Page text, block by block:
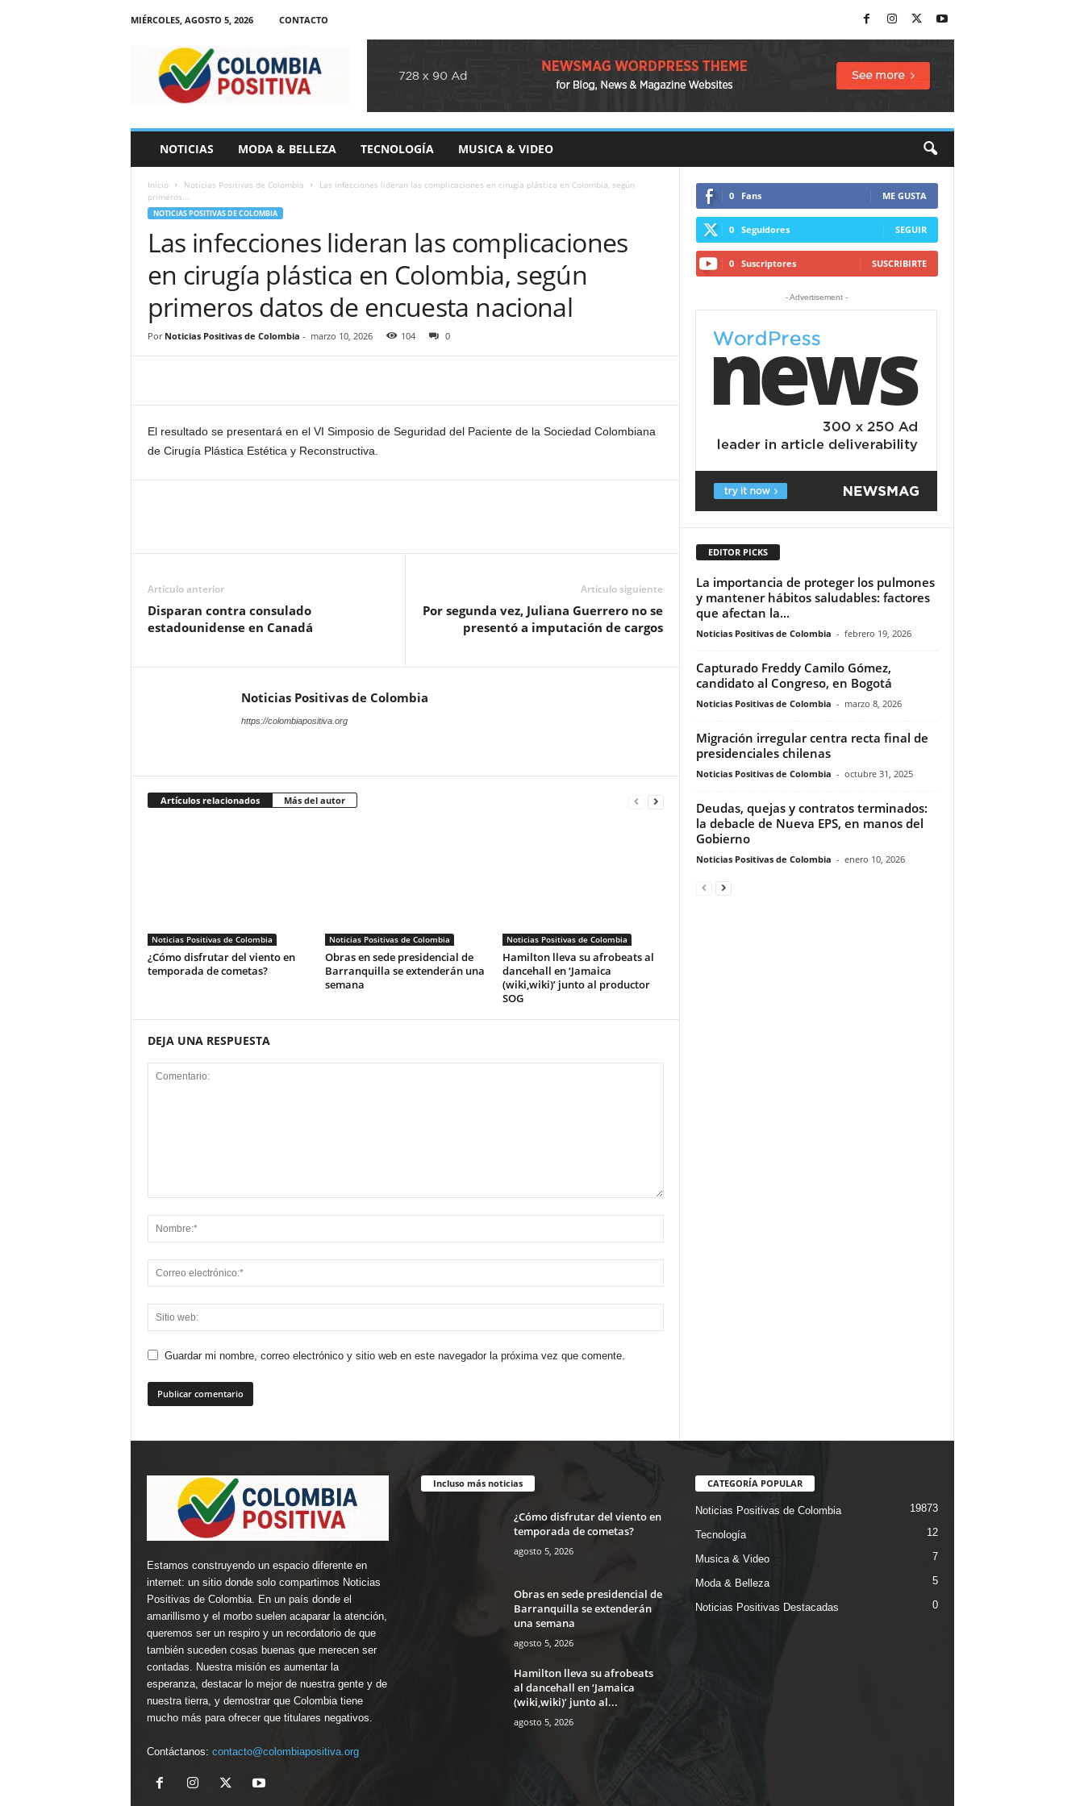
MIÉRCOLES, AGOSTO 5, 2026
CONTACTO
NOTICIAS MODA & BELLEZA TECNOLOGÍA MUSICA & VIDEO
Inicio Noticias Positivas de Colombia
Las infecciones lideran las complicaciones en cirugía plástica en Colombia, según
primeros...
NOTICIAS POSITIVAS DE COLOMBIA
Las infecciones lideran las complicaciones
en cirugía plástica en Colombia, según
primeros datos de encuesta nacional
Por Noticias Positivas de Colombia - marzo 10, 2026 104 0
El resultado se presentará en el VI Simposio de Seguridad del Paciente de la Sociedad Colombiana
de Cirugía Plástica Estética y Reconstructiva.
Artículo anterior
Disparan contra consulado
estadounidense en Canadá
Artículo siguiente
Por segunda vez, Juliana Guerrero no se
presentó a imputación de cargos
Noticias Positivas de Colombia
https://colombiapositiva.org
Artículos relacionados Más del autor
Noticias Positivas de Colombia
¿Cómo disfrutar del viento en
temporada de cometas?
Noticias Positivas de Colombia
Obras en sede presidencial de
Barranquilla se extenderán una
semana
Noticias Positivas de Colombia
Hamilton lleva su afrobeats al
dancehall en ‘Jamaica
(wiki,wiki)’ junto al productor
SOG
DEJA UNA RESPUESTA
Guardar mi nombre, correo electrónico y sitio web en este navegador la próxima vez que comente.
0 Fans ME GUSTA
0 Seguidores SEGUIR
0 Suscriptores SUSCRIBIRTE
- Advertisement -
EDITOR PICKS
La importancia de proteger los pulmones
y mantener hábitos saludables: factores
que afectan la...
Noticias Positivas de Colombia - febrero 19, 2026
Capturado Freddy Camilo Gómez,
candidato al Congreso, en Bogotá
Noticias Positivas de Colombia - marzo 8, 2026
Migración irregular centra recta final de
presidenciales chilenas
Noticias Positivas de Colombia - octubre 31, 2025
Deudas, quejas y contratos terminados:
la debacle de Nueva EPS, en manos del
Gobierno
Noticias Positivas de Colombia - enero 10, 2026
Estamos construyendo un espacio diferente en
internet: un sitio donde solo compartimos Noticias
Positivas de Colombia. En un país donde el
amarillismo y el morbo suelen acaparar la atención,
queremos ser un respiro y un recordatorio de que
también suceden cosas buenas que merecen ser
contadas. Nuestra misión es aumentar la
esperanza, destacar lo mejor de nuestra gente y de
nuestra tierra, y demostrar que Colombia tiene
mucho más para ofrecer que titulares negativos.
Contáctanos: contacto@colombiapositiva.org
Incluso más noticias
¿Cómo disfrutar del viento en
temporada de cometas?
agosto 5, 2026
Obras en sede presidencial de
Barranquilla se extenderán
una semana
agosto 5, 2026
Hamilton lleva su afrobeats
al dancehall en ‘Jamaica
(wiki,wiki)’ junto al...
agosto 5, 2026
CATEGORÍA POPULAR
Noticias Positivas de Colombia 19873
Tecnología 12
Musica & Video 7
Moda & Belleza 5
Noticias Positivas Destacadas 0